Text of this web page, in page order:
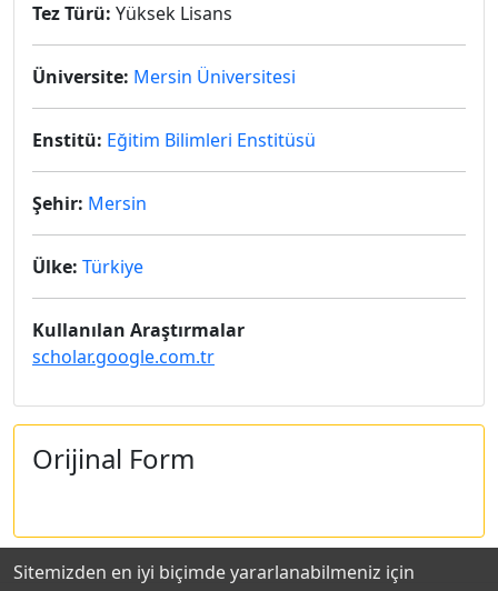
Tez Türü: Yüksek Lisans
Üniversite: Mersin Üniversitesi
Enstitü: Eğitim Bilimleri Enstitüsü
Şehir: Mersin
Ülke: Türkiye
Kullanılan Araştırmalar
scholar.google.com.tr
Orijinal Form
Sitemizden en iyi biçimde yararlanabilmeniz için